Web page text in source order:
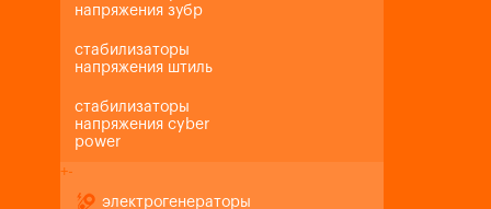
напряжения зубр
стабилизаторы
напряжения штиль
стабилизаторы
напряжения cyber
power
+-
электрогенераторы